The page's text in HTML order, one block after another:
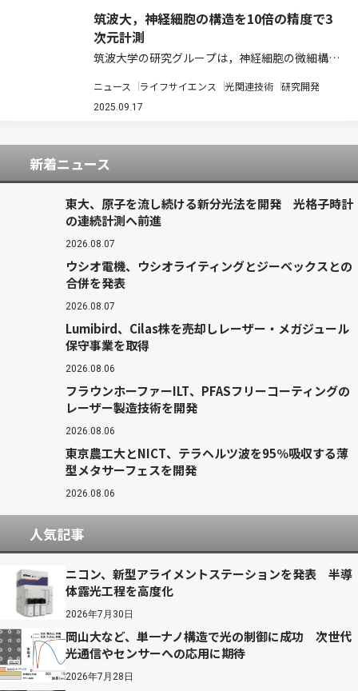
筑波大，神経細胞の構造を10倍の精度で3
次元計測
筑波大学の研究グループは，神経細胞の微細構造
た（ニュースリリース）。 脳は一つの神経細胞，
またはシナプス結合を基本単位として構成され，
ニュース ライフサイエンス 光関連技術 研究開発
2025.09.17
新着ニュース
東大、原子を流し続ける新分光法を開発 光格子時計
の連続計測へ前進
2026.08.07
ウシオ電機、ウシオライティングとジーベックスとの
合併を発表
2026.08.07
Lumibird、Cilas株を売却しレーザー・メガジュール
保守事業を取得
2026.08.06
フラウンホーファーILT、PFASフリーコーティングの
レーザー製造技術を開発
2026.08.06
東京農工大とNICT、テラヘルツ波を95％吸収する薄
型メタサーフェスを開発
2026.08.06
人気記事
ニコン、新型アライメントステーションを発表 半導
体露光工程を高度化
2026年7月30日
岡山大など、単一ナノ構造で光の制御に成功 次世代
光通信やセンサーへの応用に期待
2026年7月28日